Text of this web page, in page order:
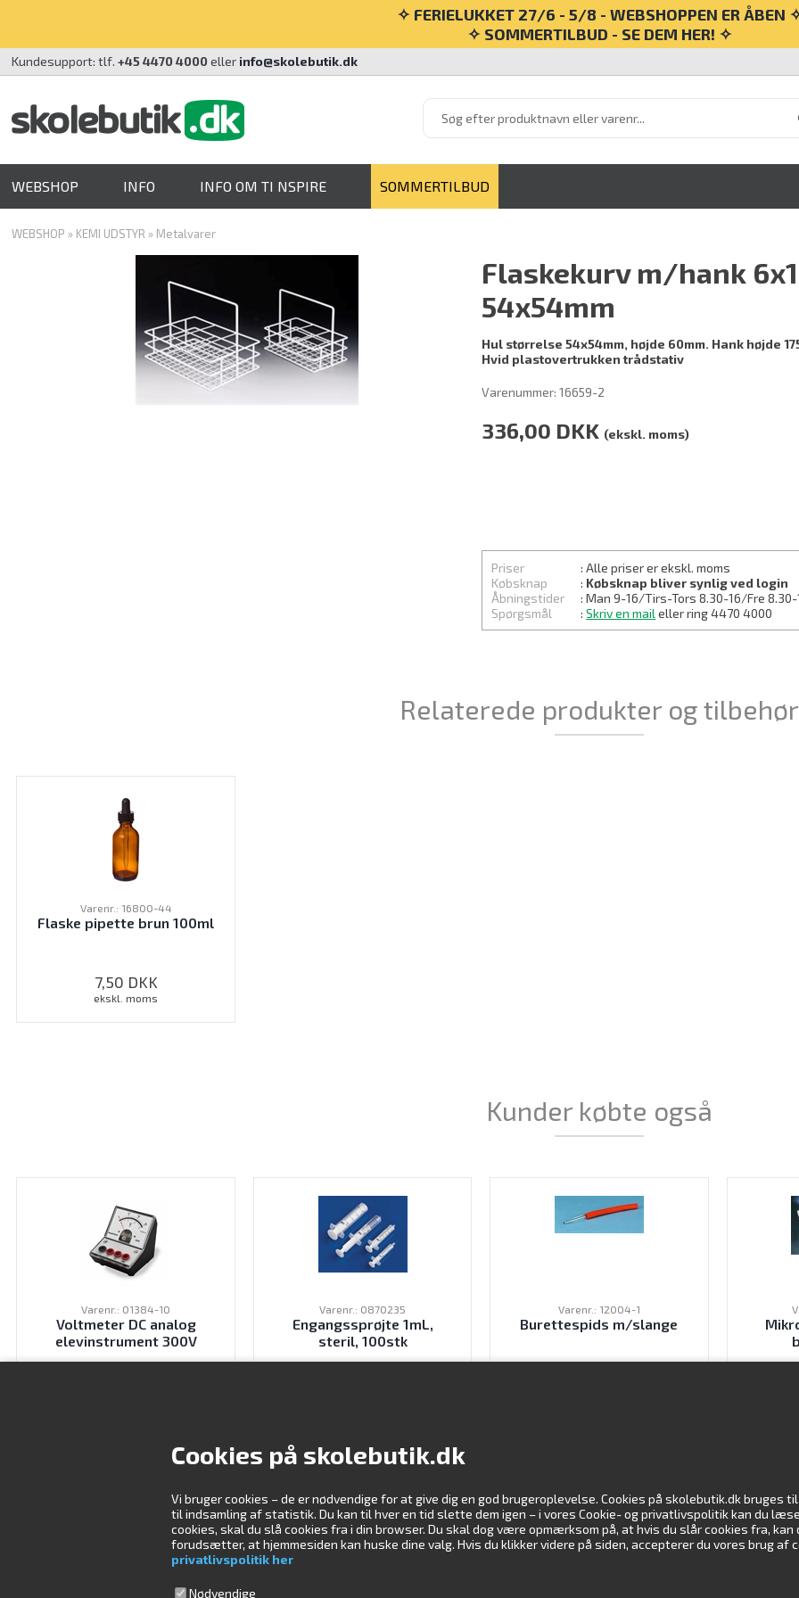
Cookies på skolebutik.dk
Vi bruger cookies – de er nødvendige for at give dig en god brugeroplevelse. Cookies på skolebutik.dk bruges
til indsamling af statistik. Du kan til hver en tid slette dem igen – i vores Cookie- og privatlivspolitik kan du
cookies, skal du slå cookies fra i din browser. Du skal dog være opmærksom på, at hvis du slår cookies fra, kan
forudsætter, at hjemmesiden kan huske dine valg. Hvis du klikker videre på siden, accepterer du vores brug af
privatlivspolitik her
Nødvendige
✧ FERIELUKKET 27/6 - 5/8 - WEBSHOPPEN ER ÅBEN
✧ SOMMERTILBUD - SE DEM HER! ✧
Kundesupport: tlf.+45 4470 4000 eller info@skolebutik.dk
WEBSHOP INFO INFO OM TI NSPIRE SOMMERTILBUD
WEBSHOP » KEMI UDSTYR » Metalvarer
Flaskekurv m/hank
54x54mm
Hul størrelse 54x54mm, højde 60mm. Hank højde
Hvid plastovertrukken trådstativ
Varenummer:16659-2
336,00 DKK (ekskl. moms)
Priser
: Alle priser er ekskl. moms
Købsknap
: Købsknap bliver synlig ved login
Åbningstider
: Man 9-16/Tirs-Tors 8.30-16/Fre 8.30-
Spørgsmål
:Skriv en mail eller ring 4470 4000
Relaterede produkter og tilbehør
Varenr.: 16800-44
Flaske pipette brun 100ml
7,50 DKK
ekskl. moms
Kunder købte også
Varenr.: 01384-10
Voltmeter DC analog
elevinstrument 300V
Varenr.: 0870235
Engangssprøjte 1mL,
steril, 100stk
Varenr.: 12004-1
Burettespids m/slange
Åbningstider
Mandag
09:00-16:00
Onsdag
Information
Kundeservice
Vi